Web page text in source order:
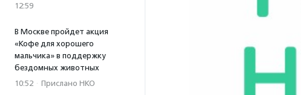
12:59
В Москве пройдет акция
«Кофе для хорошего
мальчика» в поддержку
бездомных животных
10:52 · Прислано НКО